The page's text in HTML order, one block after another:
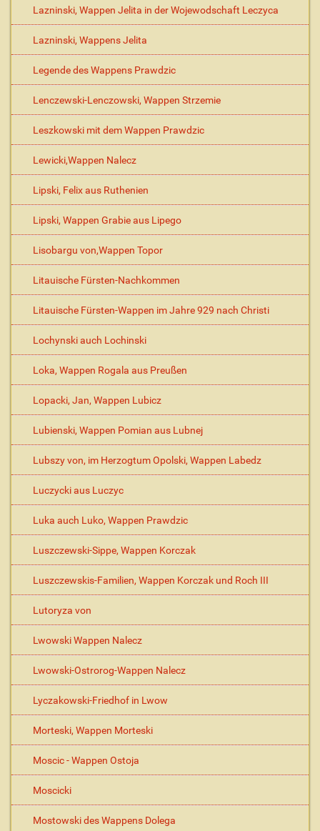
Lazninski, Wappen Jelita in der Wojewodschaft Leczyca
Lazninski, Wappens Jelita
Legende des Wappens Prawdzic
Lenczewski-Lenczowski, Wappen Strzemie
Leszkowski mit dem Wappen Prawdzic
Lewicki,Wappen Nalecz
Lipski, Felix aus Ruthenien
Lipski, Wappen Grabie aus Lipego
Lisobargu von,Wappen Topor
Litauische Fürsten-Nachkommen
Litauische Fürsten-Wappen im Jahre 929 nach Christi
Lochynski auch Lochinski
Loka, Wappen Rogala aus Preußen
Lopacki, Jan, Wappen Lubicz
Lubienski, Wappen Pomian aus Lubnej
Lubszy von, im Herzogtum Opolski, Wappen Labedz
Luczycki aus Luczyc
Luka auch Luko, Wappen Prawdzic
Luszczewski-Sippe, Wappen Korczak
Luszczewskis-Familien, Wappen Korczak und Roch III
Lutoryza von
Lwowski Wappen Nalecz
Lwowski-Ostrorog-Wappen Nalecz
Lyczakowski-Friedhof in Lwow
Morteski, Wappen Morteski
Moscic - Wappen Ostoja
Moscicki
Mostowski des Wappens Dolega